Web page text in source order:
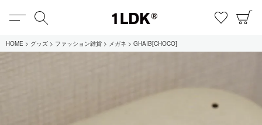
MENU お気に
HOME グッズ ファッション雑貨 メガネ GHAIB[CHOCO]